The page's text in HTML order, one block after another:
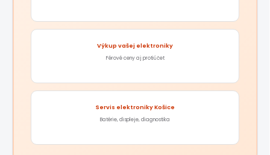
Výkup vašej elektroniky
Férové ceny aj protiúčet
Servis elektroniky Košice
Batérie, displeje, diagnostika